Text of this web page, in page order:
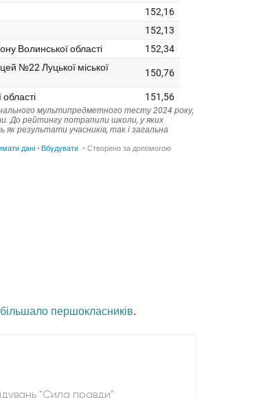
першокласників.
"Сила правди"